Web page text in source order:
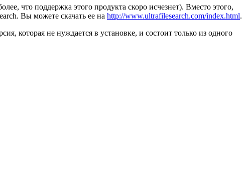
что поддержка этого продукта скоро исчезнет). Вместо этого,
Вы можете скачать ее на http://www.ultrafilesearch.com/index.html.
которая не нуждается в установке, и состоит только из одного